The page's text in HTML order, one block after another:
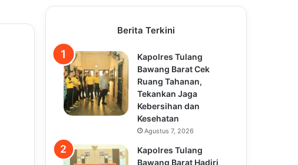
Berita Terkini
Kapolres Tulang
Bawang Barat Cek
Ruang Tahanan,
Tekankan Jaga
Kebersihan dan
Kesehatan
Agustus 7, 2026
Kapolres Tulang
Bawang Barat Hadiri